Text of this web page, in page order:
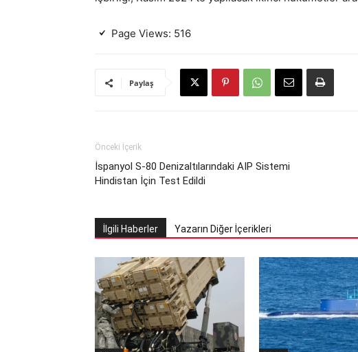
Page Views: 516
Paylaş
Önceki İçerik
İspanyol S-80 Denizaltılarındaki AIP Sistemi
Hindistan İçin Test Edildi
İlgili Haberler Yazarın Diğer İçerikleri